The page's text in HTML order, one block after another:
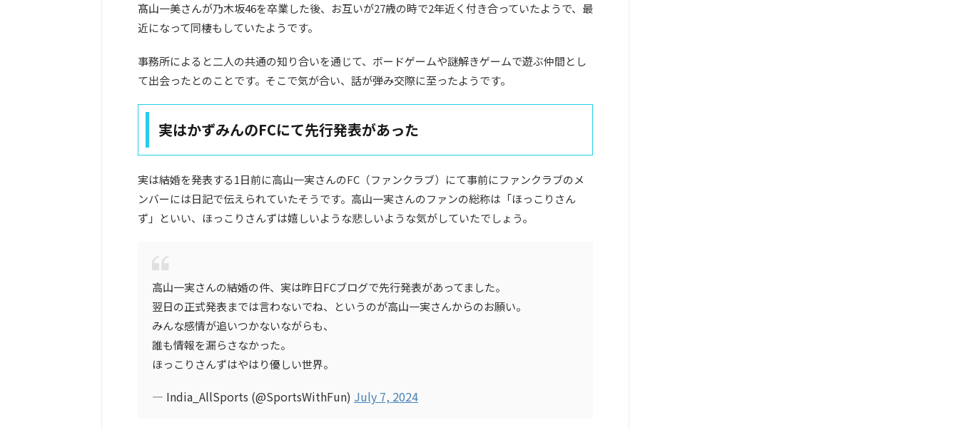
髙山一美さんが乃木坂46を卒業した後、お互いが27歳の時で2年近く付き合っていたようで、最
近になって同棲もしていたようです。
事務所によると二人の共通の知り合いを通じて、ボードゲームや謎解きゲームで遊ぶ仲間とし
て出会ったとのことです。そこで気が合い、話が弾み交際に至ったようです。
実はかずみんのFCにて先行発表があった
実は結婚を発表する1日前に高山一実さんのFC（ファンクラブ）にて事前にファンクラブのメ
ンバーには日記で伝えられていたそうです。高山一実さんのファンの総称は「ほっこりさん
ず」といい、ほっこりさんずは嬉しいような悲しいような気がしていたでしょう。
高山一実さんの結婚の件、実は昨日FCブログで先行発表があってました。
翌日の正式発表までは言わないでね、というのが高山一実さんからのお願い。
みんな感情が追いつかないながらも、
誰も情報を漏らさなかった。
ほっこりさんずはやはり優しい世界。
— India_AllSports (@SportsWithFun) July 7, 2024